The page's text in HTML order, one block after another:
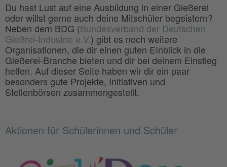
Du hast Lust auf eine Ausbildung in einer Gießerei
oder willst gerne auch deine Mitschüler begeistern?
Neben dem BDG (Bundesverband der Deutschen
Gießrei-Industrie e.V.) gibt es noch weitere
Organisationen, die dir einen guten EInblick in die
Gießerei-Branche bieten und dir bei deinem Einstieg
helfen. Auf dieser Seite haben wir dir ein paar
besonders gute Projekte, Initiativen und
Stellenbörsen zusammengestellt.
Aktionen für Schülerinnen und Schüler